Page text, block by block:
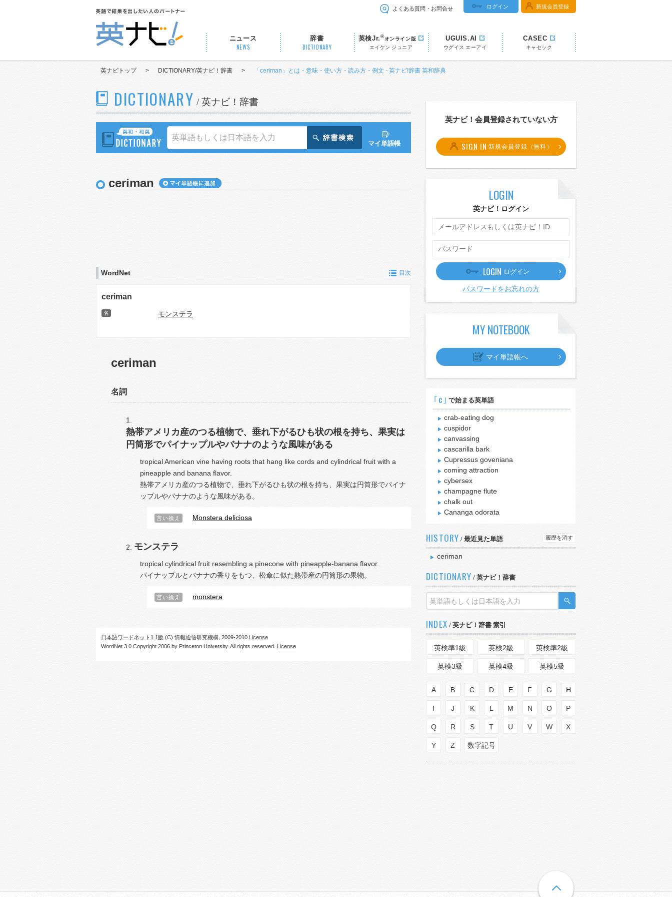
よくある質問・お問合せ ログイン 新規会員登録
ニュース
NEWS
辞書
DICTIONARY
英検Jr.®オンライン版
エイケン ジュニア
UGUIS.AI
ウグイス エーアイ
CASEC
キャセック
英ナビトップ > DICTIONARY/英ナビ！辞書 > 「ceriman」とは・意味・使い方・読み方・例文 - 英ナビ!辞書 英和辞典
DICTIONARY / 英ナビ！辞書
マイ単語帳
ceriman
WordNet 目次
ceriman
名 モンステラ
ceriman
名詞
熱帯アメリカ産のつる植物で、垂れ下がるひも状の根を持ち、果実は
円筒形でパイナップルやバナナのような風味がある
tropical American vine having roots that hang like cords and cylindrical fruit with a
pineapple and banana flavor.
熱帯アメリカ産のつる植物で、垂れ下がるひも状の根を持ち、果実は円筒形でパイナ
ップルやバナナのような風味がある。
言い換え Monstera deliciosa
モンステラ
tropical cylindrical fruit resembling a pinecone with pineapple-banana flavor.
パイナップルとバナナの香りをもつ、松傘に似た熱帯産の円筒形の果物。
言い換え monstera
日本語ワードネット1.1版 (C) 情報通信研究機構, 2009-2010 License
WordNet 3.0 Copyright 2006 by Princeton University. All rights reserved. License
英ナビ！会員登録されていない方
SIGN IN 新規会員登録（無料）
LOGIN
英ナビ！ログイン
LOGIN ログイン
パスワードをお忘れの方
MY NOTEBOOK
マイ単語帳へ
｢c｣ で始まる英単語
crab-eating dog
cuspidor
canvassing
cascarilla bark
Cupressus goveniana
coming attraction
cybersex
champagne flute
chalk out
Cananga odorata
HISTORY / 最近見た単語 履歴を消す
ceriman
DICTIONARY / 英ナビ！辞書
INDEX / 英ナビ！辞書 索引
英検準1級 英検2級 英検準2級
英検3級 英検4級 英検5級
A B C D E F G H
I J K L M N O P
Q R S T U V W X
Y Z 数字記号